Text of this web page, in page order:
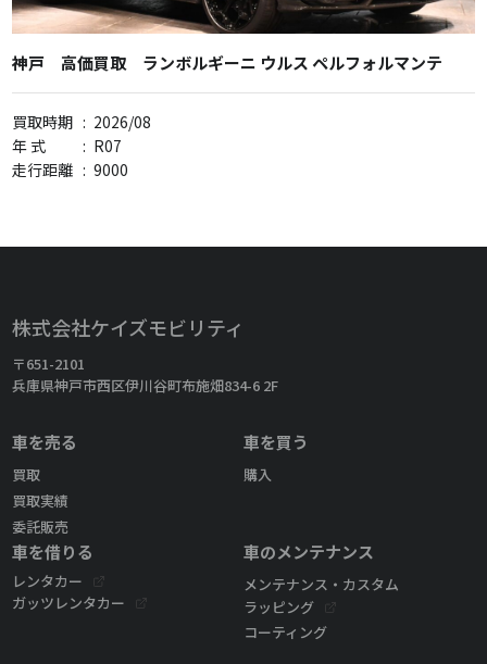
神戸 高価買取 ランボルギーニ ウルス ペルフォルマンテ
買取時期 : 2026/08
年 式
: R07
走行距離 : 9000
株式会社ケイズモビリティ
〒651-2101
兵庫県神戸市西区伊川谷町布施畑834-6 2F
車を売る
買取
買取実績
委託販売
車を買う
購入
車を借りる
レンタカー
ガッツレンタカー
車のメンテナンス
メンテナンス・カスタム
ラッピング
コーティング